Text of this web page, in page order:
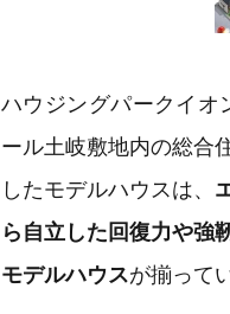
ハウジングパークイオ
ール土岐敷地内の総合
したモデルハウスは、
ら自立した回復力や強
モデルハウスが揃って